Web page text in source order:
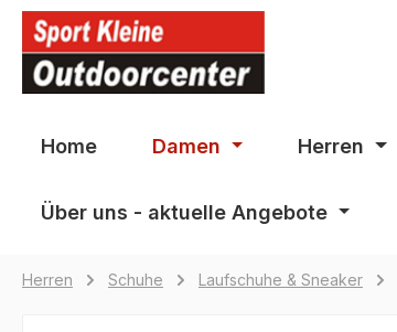
Zur Hauptnavigation springen
Home Damen Herren
Über uns - aktuelle Angebote
Herren Schuhe Laufschuhe & Sneaker